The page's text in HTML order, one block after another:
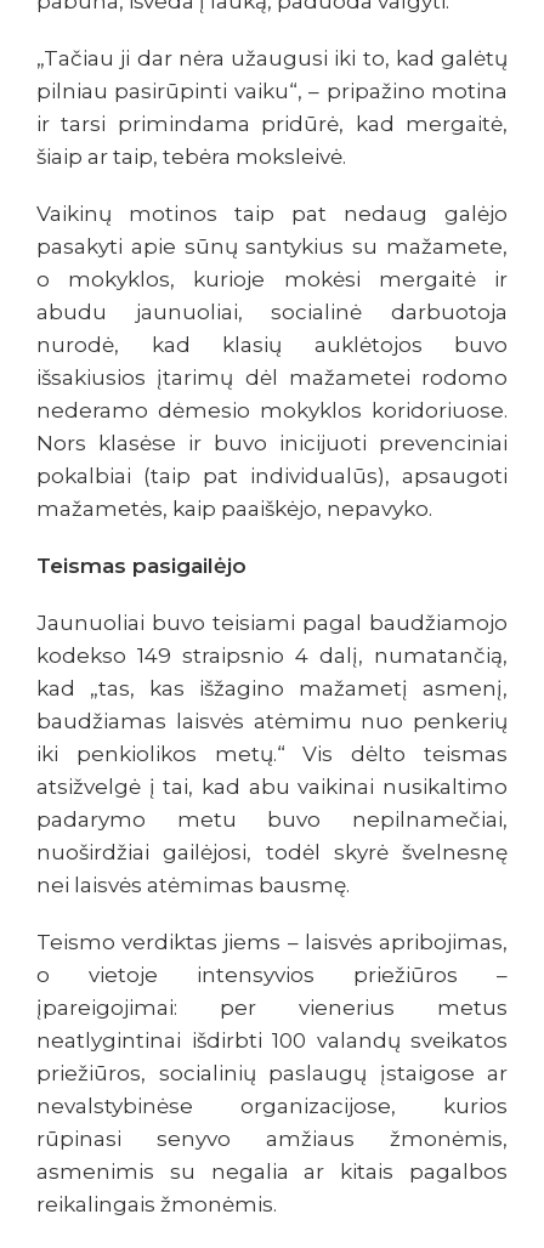
„Tačiau ji dar nėra užaugusi iki to, kad galėtų
pilniau pasirūpinti vaiku“, – pripažino motina
ir tarsi primindama pridūrė, kad mergaitė,
šiaip ar taip, tebėra moksleivė.
Vaikinų motinos taip pat nedaug galėjo
pasakyti apie sūnų santykius su mažamete,
o mokyklos, kurioje mokėsi mergaitė ir
abudu jaunuoliai, socialinė darbuotoja
nurodė, kad klasių auklėtojos buvo
išsakiusios įtarimų dėl mažametei rodomo
nederamo dėmesio mokyklos koridoriuose.
Nors klasėse ir buvo inicijuoti prevenciniai
pokalbiai (taip pat individualūs), apsaugoti
mažametės, kaip paaiškėjo, nepavyko.
Teismas pasigailėjo
Jaunuoliai buvo teisiami pagal baudžiamojo
kodekso 149 straipsnio 4 dalį, numatančią,
kad „tas, kas išžagino mažametį asmenį,
baudžiamas laisvės atėmimu nuo penkerių
iki penkiolikos metų.“ Vis dėlto teismas
atsižvelgė į tai, kad abu vaikinai nusikaltimo
padarymo metu buvo nepilnamečiai,
nuoširdžiai gailėjosi, todėl skyrė švelnesnę
nei laisvės atėmimas bausmę.
Teismo verdiktas jiems – laisvės apribojimas,
o vietoje intensyvios priežiūros –
įpareigojimai: per vienerius metus
neatlygintinai išdirbti 100 valandų sveikatos
priežiūros, socialinių paslaugų įstaigose ar
nevalstybinėse organizacijose, kurios
rūpinasi senyvo amžiaus žmonėmis,
asmenimis su negalia ar kitais pagalbos
reikalingais žmonėmis.